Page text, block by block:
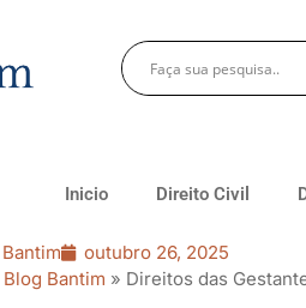
Inicio Direito Civil
outubro 26, 2025
Blog Bantim » Direitos das